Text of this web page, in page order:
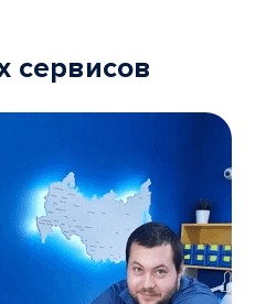
сервисов